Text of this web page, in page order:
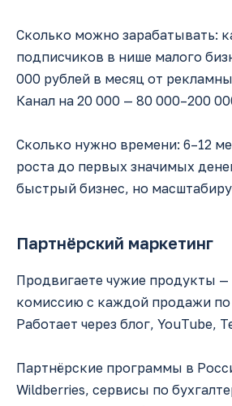
Сколько можно зарабатывать:
подписчиков в нише малого
000 рублей в месяц от
Канал на 20 000 — 80 000–200
Сколько нужно времени: 6–12
роста до первых значимых
быстрый бизнес, но
Партнёрский маркетинг
Продвигаете чужие продукты —
комиссию с каждой продажи по
Работает через блог, YouTube,
Партнёрские программы в
Wildberries, сервисы по